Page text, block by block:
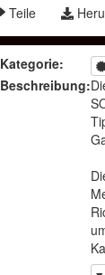
Teile
Kategorie:
Beschreibung: